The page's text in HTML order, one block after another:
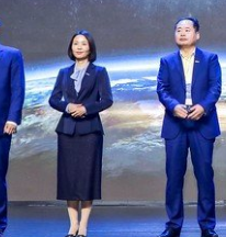
m.reseptionhaval@mycar.kz
Алматы қ.,
тракт, 100/1
Zhaiyk Almaty
Телефон:
8 (700) 404 00 74
кестесі: Дс-Жк 09:00-
reception@haval-